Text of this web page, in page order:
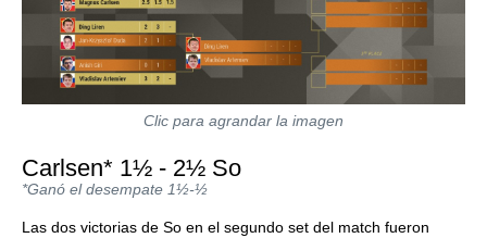
Clic para agrandar la imagen
Carlsen* 1½ - 2½ So
*Ganó el desempate 1½-½
Las dos victorias de So en el segundo set del match fueron